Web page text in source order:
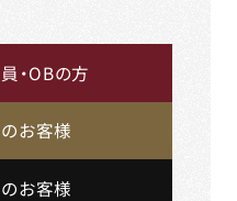
・OBの方
お客様
お客様